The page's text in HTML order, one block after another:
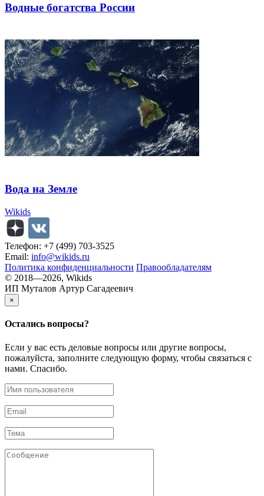
Водные богатства России
Вода на Земле
Wikids
Телефон: +7 (499) 703-3525
Email: info@wikids.ru
Политика конфиденциальности Правообладателям
© 2018—2026, Wikids
ИП Муталов Артур Сагадеевич
×
Остались вопросы?
Если у вас есть деловые вопросы или другие вопросы,
пожалуйста, заполните следующую форму, чтобы связаться с
нами. Спасибо.